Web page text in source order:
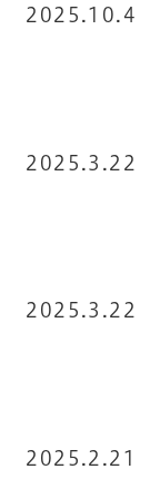
2025.10.4
2025.3.22
2025.3.22
2025.2.21